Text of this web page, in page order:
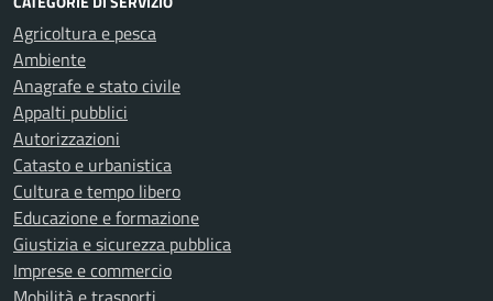
Agricoltura e pesca
Ambiente
Anagrafe e stato civile
Appalti pubblici
Autorizzazioni
Catasto e urbanistica
Cultura e tempo libero
Educazione e formazione
Giustizia e sicurezza pubblica
Imprese e commercio